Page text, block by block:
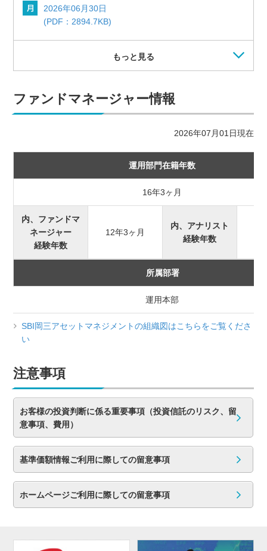
2026年06月30日
(PDF：2894.7KB)
もっと見る
ファンドマネージャー情報
2026年07月01日現在
運用部門在籍年数
16年3ヶ月
内、ファンドマ
ネージャー
経験年数
12年3ヶ月
内、アナリスト
経験年数
所属部署
運用本部
SBI岡三アセットマネジメントの組織図はこちらをご覧くださ
い
注意事項
お客様の投資判断に係る重要事項（投資信託のリスク、留
意事項、費用）
基準価額情報ご利用に際しての留意事項
ホームページご利用に際しての留意事項